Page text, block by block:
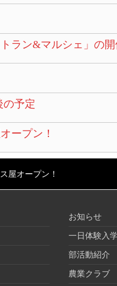
ラン&マルシェ」の開
の予定
ープン！
屋オープン！
お知らせ
一日体験入
部活動紹介
農業クラブ